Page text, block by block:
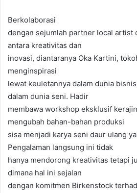
Berkolaborasi
dengan sejumlah partner local artist
antara kreativitas dan
inovasi, diantaranya Oka Kartini,
menginspirasi
lewat keuletannya dalam dunia
dalam dunia seni. Hadir
membawa workshop eksklusif
mengubah bahan-bahan produksi
sisa menjadi karya seni daur ulang
Pengalaman langsung ini tidak
hanya mendorong kreativitas tetapi
dimana hal ini sejalan
dengan komitmen Birkenstock